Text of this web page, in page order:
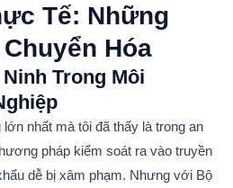
Tế: Những
Hóa
Trong Môi
nhất mà tôi đã thấy là trong an
pháp kiểm soát ra vào truyền
dễ bị xâm phạm. Nhưng với Bộ